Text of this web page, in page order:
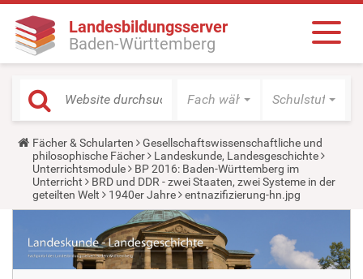
Landesbildungsserver
Baden-Württemberg
Fach wählen Schulstufe
Y
o
u
a
r
e
r
e
:
Fächer & Schularten
Gesellschaftswissenschaftliche und
philosophische Fächer
Landeskunde, Landesgeschichte
Unterrichtsmodule
BP 2016: Baden-Württemberg im
Unterricht
BRD und DDR - zwei Staaten, zwei Systeme in der
geteilten Welt
1940er Jahre entnazifizierung-hn.jpg